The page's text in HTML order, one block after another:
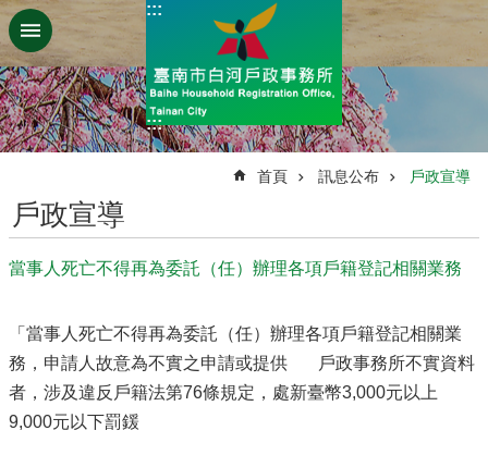
跳到主要內容區塊
:::
:::
首頁 訊息公布 戶政宣導
戶政宣導
當事人死亡不得再為委託（任）辦理各項戶籍登記相關業務
「當事人死亡不得再為委託（任）辦理各項戶籍登記相關業
務，申請人故意為不實之申請或提供 戶政事務所不實資料
者，涉及違反戶籍法第76條規定，處新臺幣3,000元以上
9,000元以下罰鍰